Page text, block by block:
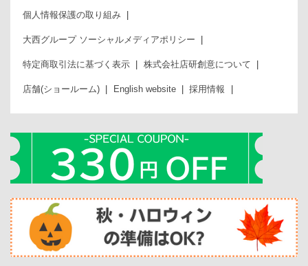
個人情報保護の取り組み
大西グループ ソーシャルメディアポリシー
特定商取引法に基づく表示 株式会社店研創意について
店舗(ショールーム) English website 採用情報